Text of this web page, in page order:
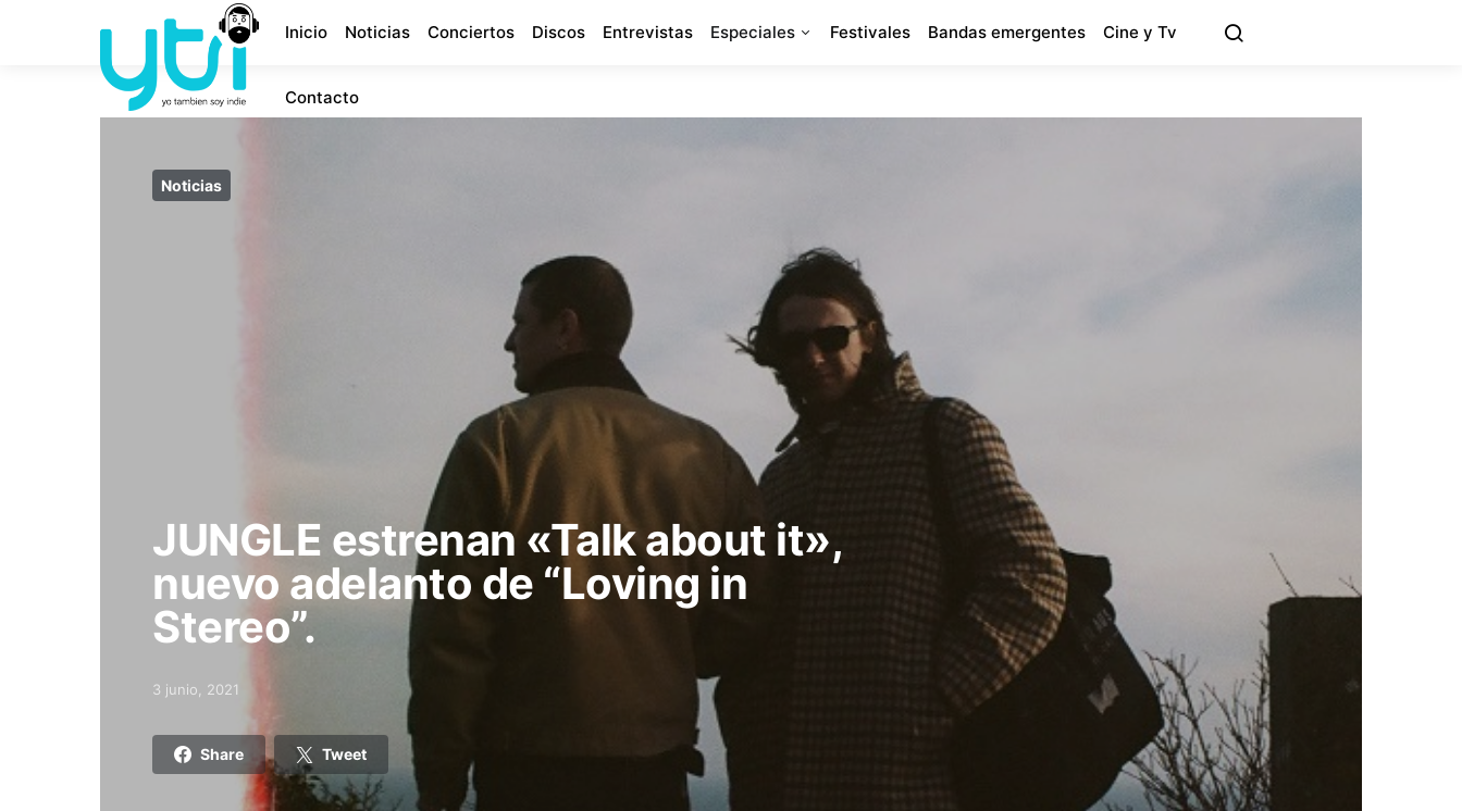
Inicio Noticias Conciertos Discos Entrevistas Especiales Festivales Bandas emergentes Cine y Tv
Contacto
Noticias
JUNGLE estrenan «Talk about it»,
nuevo adelanto de “Loving in
Stereo”.
Posted on
3 junio, 2021
Share Tweet